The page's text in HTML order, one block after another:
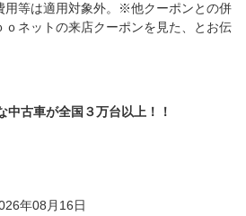
用等は適用対象外。※他クーポンとの併
ネットの来店クーポンを見た、とお伝
中古車が全国３万台以上！！
年08月16日